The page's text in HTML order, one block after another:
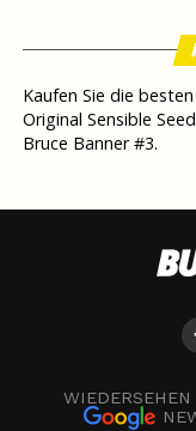
Kaufen Sie die besten
Original Sensible
Bruce Banner #3.
WIEDERSEHEN